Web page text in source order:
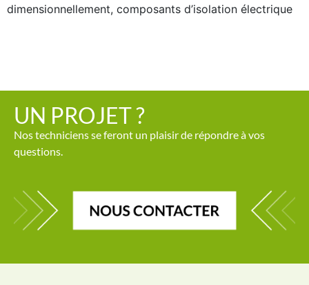
dimensionnellement, composants d’isolation électrique
UN PROJET ?
Nos techniciens se feront un plaisir de répondre à vos
questions.